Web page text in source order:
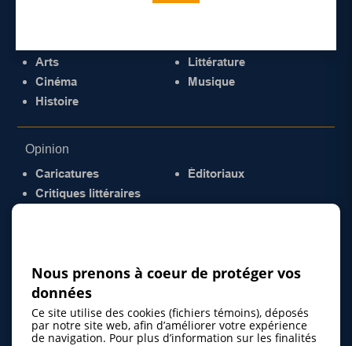
Arts
Cinéma
Histoire
Littérature
Musique
Opinion
Caricatures
Critiques littéraires
Éditoriaux
Nous prenons à coeur de protéger vos
données
Ce site utilise des cookies (fichiers témoins), déposés
par notre site web, afin d’améliorer votre expérience
de navigation. Pour plus d’information sur les finalités